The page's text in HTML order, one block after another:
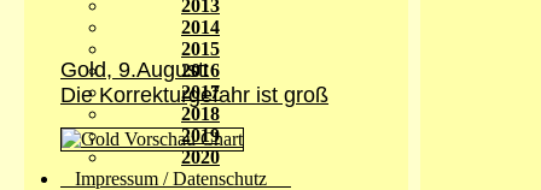
2013
2014
2015
2016
2017
2018
2019
2020
Impressum / Datenschutz
Gold, 9.August:
Die Korrekturgefahr ist groß